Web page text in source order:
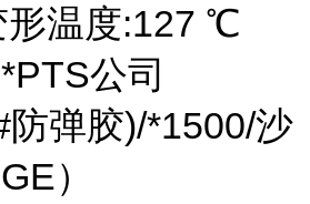
形温度:127 ℃
公司
弹胶)/*1500/沙
）